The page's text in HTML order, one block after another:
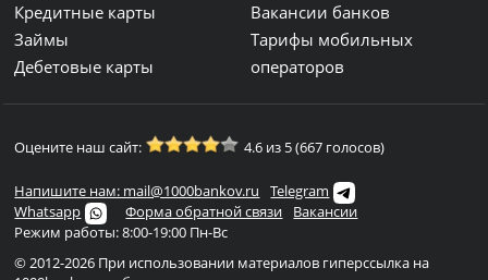
Кредитные карты
Займы
Дебетовые карты
Вакансии банков
Тарифы мобильных
операторов
Оцените наш сайт: 4.6 из 5 (667 голосов)
Напишите нам: mail@1000bankov.ru
Telegram
Whatsapp
Форма обратной связи
Вакансии
Режим работы: 8:00-19:00 Пн-Вс
© 2012-2026 При использовании материалов гиперссылка на